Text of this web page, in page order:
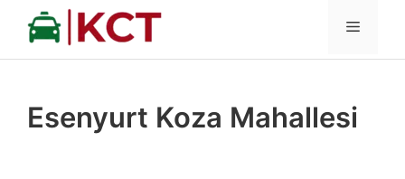
İçeriğe
MENÜ
Esenyurt Koza Mahallesi